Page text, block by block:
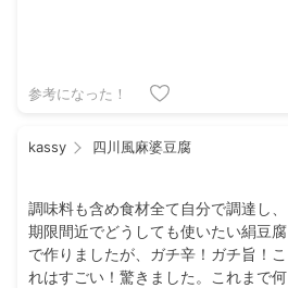
参考になった！
kassy 四川風麻婆豆腐
調味料も含め食材全て自分で調達し、
期限間近でどうしても使いたい絹豆腐
で作りましたが、ガチ辛！ガチ旨！こ
れはすごい！驚きました。これまで何